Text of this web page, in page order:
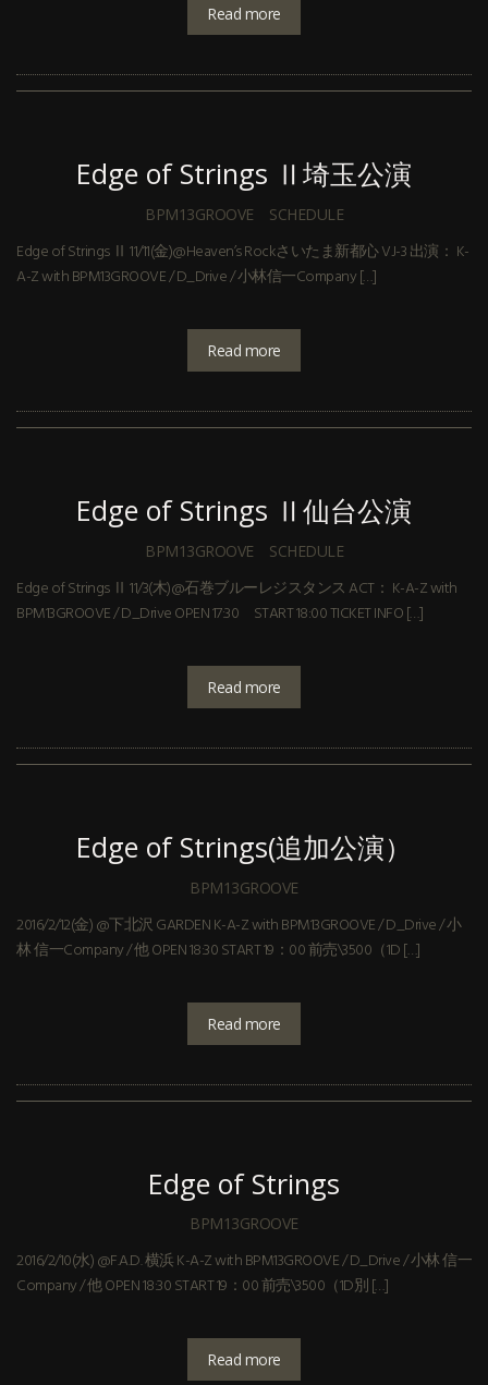
Read more
Edge of Strings Ⅱ埼玉公演
BPM13GROOVE SCHEDULE
Edge of Strings Ⅱ 11/11(金)@Heaven’s Rockさいたま新都心 VJ-3 出演： K-
A-Z with BPM13GROOVE / D_Drive / 小林信一Company […]
Read more
Edge of Strings Ⅱ仙台公演
BPM13GROOVE SCHEDULE
Edge of Strings Ⅱ 11/3(木)@石巻ブルーレジスタンス ACT： K-A-Z with
BPM13GROOVE / D_Drive OPEN 17:30 START 18:00 TICKET INFO […]
Read more
Edge of Strings(追加公演）
BPM13GROOVE
2016/2/12(金) @下北沢 GARDEN K-A-Z with BPM13GROOVE / D_Drive / 小
林 信一Company / 他 OPEN 18:30 START 19：00 前売\3500（1D […]
Read more
Edge of Strings
BPM13GROOVE
2016/2/10(水) @F.A.D. 横浜 K-A-Z with BPM13GROOVE / D_Drive / 小林 信一
Company / 他 OPEN 18:30 START 19：00 前売\3500（1D別 […]
Read more